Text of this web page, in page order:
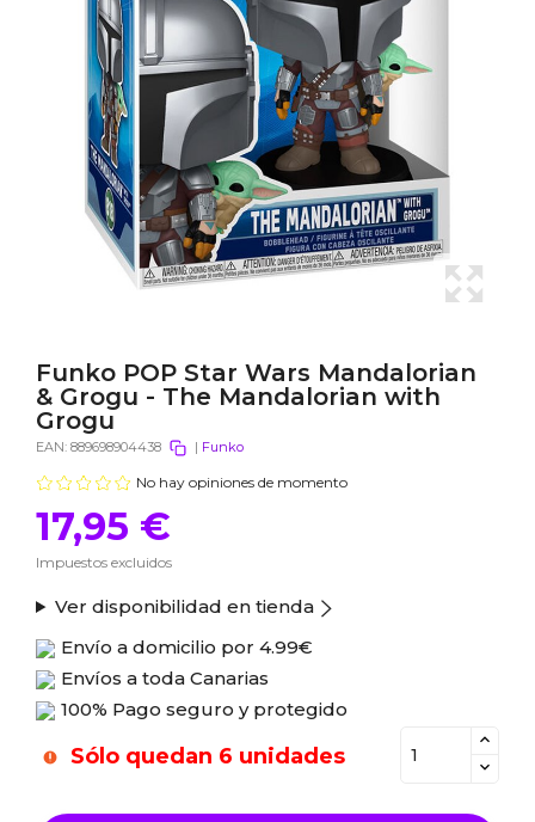
Funko POP Star Wars Mandalorian
& Grogu - The Mandalorian with
Grogu
EAN: 889698904438 | Funko
No hay opiniones de momento
17,95 €
Impuestos excluidos
Ver disponibilidad en tienda
Envío a domicilio por 4.99€
Envíos a toda Canarias
100% Pago seguro y protegido
Sólo quedan 6 unidades